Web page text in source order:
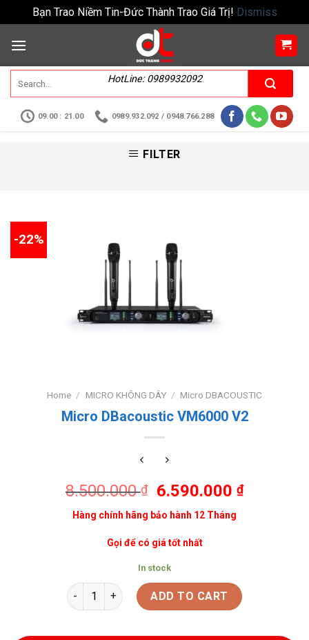
Bạn Trao Niềm Tin-Đức Thành Trao Giá Trị! Dismiss
HotLine: 0989932092
09.00 : 21.00 0989.932.092 / 0948.766.288
FILTER
-22%
Home / MICRO KHÔNG DÂY / Micro DBACOUSTIC
Micro DBacoustic VM6000 V2
8.500.000₫ 6.590.000₫
Hàng chính hãng bảo hành 12 Tháng
Gọi để có giá tốt nhất
In stock
ADD TO CART